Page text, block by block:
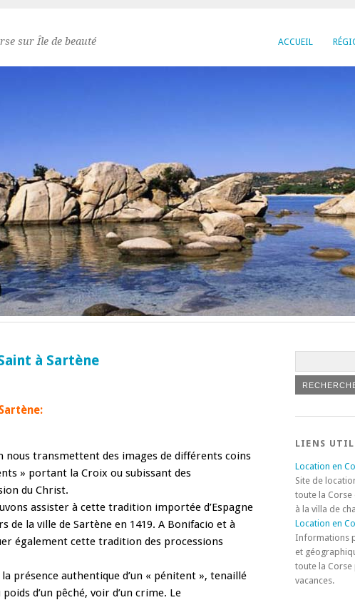
ACCUEIL
sur Île de beauté
à Sartène
nous transmettent des images de différents coins
» portant la Croix ou subissant des
du Christ.
assister à cette tradition importée d’Espagne
de la ville de Sartène en 1419. A Bonifacio et à
également cette tradition des processions
la présence authentique d’un « pénitent », tenaillé
d’un pêché, voir d’un crime. Le
LIENS
Location en
Site de
toute la Corse
à la villa de
Location en
Informations
et
toute la Corse
vacances.